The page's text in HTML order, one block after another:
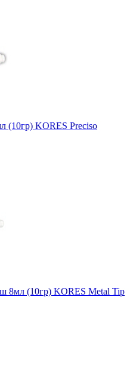
(10гр) KORES Preсiso
8мл (10гр) KORES Metal Tip